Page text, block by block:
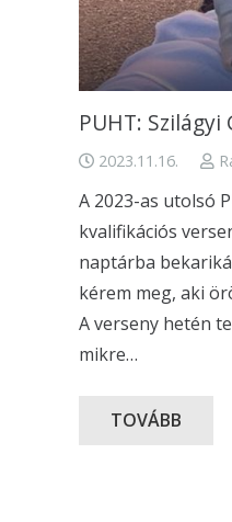
PUHT:
2023.11.16.
A 2023-as utolsó
kvalifikációs
naptárba
kérem meg, aki
A verseny hetén
mikre…
TOVÁBB